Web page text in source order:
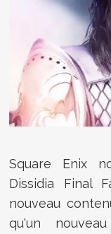
Square Enix
Dissidia Final
nouveau
qu'un